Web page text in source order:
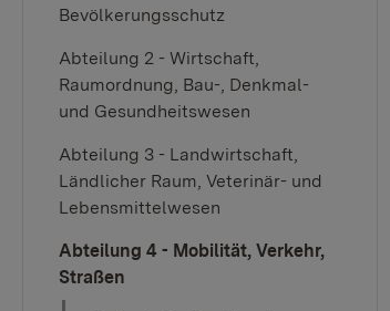
Bevölkerungsschutz
Abteilung 2 - Wirtschaft,
Raumordnung, Bau-, Denkmal-
und Gesundheitswesen
Abteilung 3 - Landwirtschaft,
Ländlicher Raum, Veterinär- und
Lebensmittelwesen
Abteilung 4 - Mobilität, Verkehr,
Straßen